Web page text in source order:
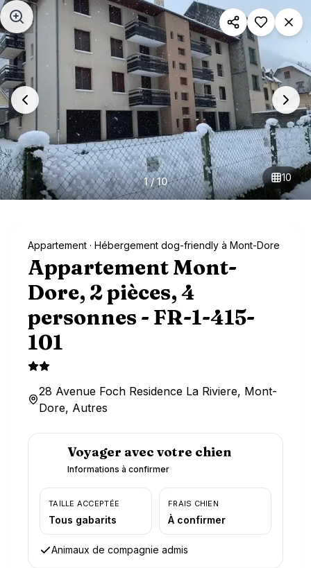
Aller au contenu principal
1/10 10
Appartement · Hébergement dog-friendly à Mont-Dore
Appartement Mont-
Dore, 2 pièces, 4
personnes - FR-1-415-
101
28 Avenue Foch Residence La Riviere, Mont-
Dore, Autres
Voyager avec votre chien
Informations à confirmer
TAILLE ACCEPTÉE
Tous gabarits
FRAIS CHIEN
À confirmer
Animaux de compagnie admis